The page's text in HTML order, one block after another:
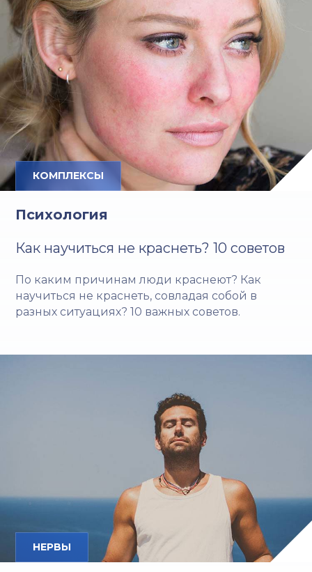
КОМПЛЕКСЫ
Психология
Как научиться не краснеть? 10 советов
По каким причинам люди краснеют? Как
научиться не краснеть, совладая собой в
разных ситуациях? 10 важных советов.
НЕРВЫ